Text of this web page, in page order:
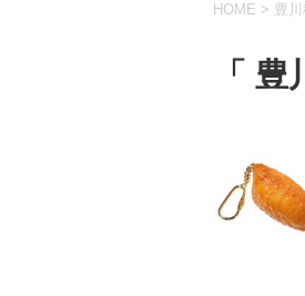
HOME > 豊
「